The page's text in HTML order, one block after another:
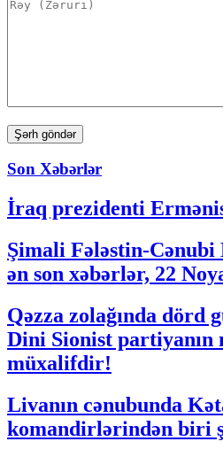
Son Xəbərlər
İraq prezidenti
Şimali Fələstin-Cənubi
ən son xəbərlər, 22
Qəzza zolağında dörd
Dini Sionist
müxalifdir!
Livanın cənubunda
komandirlərindən biri